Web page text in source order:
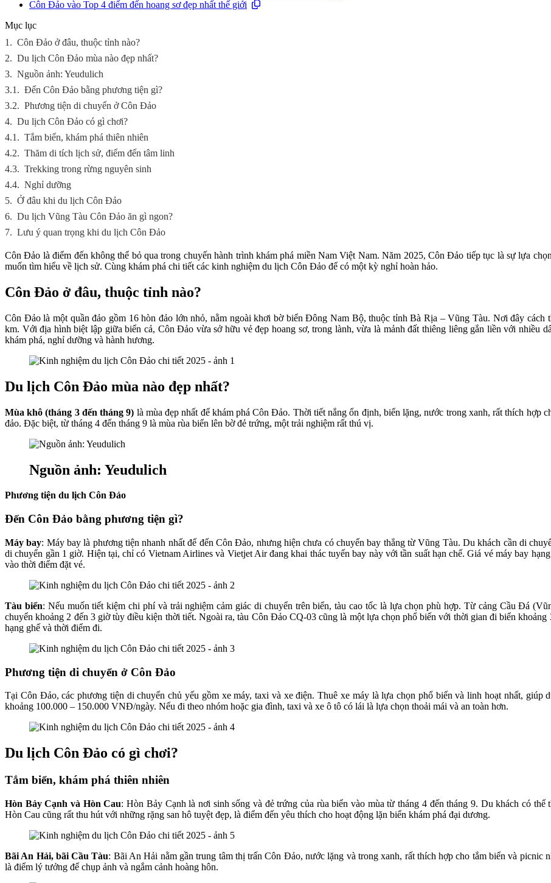
Côn Đảo vào Top 4 điểm đến hoang sơ đẹp nhất thế giới
Mục lục
1. Côn Đảo ở đâu, thuộc tỉnh nào?
2. Du lịch Côn Đảo mùa nào đẹp nhất?
3. Nguồn ảnh: Yeudulich
3.1. Đến Côn Đảo bằng phương tiện gì?
3.2. Phương tiện di chuyển ở Côn Đảo
4. Du lịch Côn Đảo có gì chơi?
4.1. Tắm biển, khám phá thiên nhiên
4.2. Thăm di tích lịch sử, điểm đến tâm linh
4.3. Trekking trong rừng nguyên sinh
4.4. Nghỉ dưỡng
5. Ở đâu khi du lịch Côn Đảo
6. Du lịch Vũng Tàu Côn Đảo ăn gì ngon?
7. Lưu ý quan trọng khi du lịch Côn Đảo
Côn Đảo là điểm đến không thể bỏ qua trong chuyến hành trình khám phá miền Nam Việt Nam. Năm 2025, Côn Đảo tiếp tục là sự lựa
muốn tìm hiểu về lịch sử. Cùng khám phá chi tiết các kinh nghiệm du lịch Côn Đảo để có một kỳ nghỉ hoàn hảo.
Côn Đảo ở đâu, thuộc tỉnh nào?
Côn Đảo là một quần đảo gồm 16 hòn đảo lớn nhỏ, nằm ngoài khơi bờ biển Đông Nam Bộ, thuộc tỉnh Bà Rịa – Vũng Tàu. Nơi đây
km. Với địa hình biệt lập giữa biển cả, Côn Đảo vừa sở hữu vẻ đẹp hoang sơ, trong lành, vừa là mảnh đất thiêng liêng gắn liền với nhiều
khám phá, nghỉ dưỡng và hành hương.
Du lịch Côn Đảo mùa nào đẹp nhất?
Mùa khô (tháng 3 đến tháng 9) là mùa đẹp nhất để khám phá Côn Đảo. Thời tiết nắng ổn định, biển lặng, nước trong xanh, rất thích hợp
đảo. Đặc biệt, từ tháng 4 đến tháng 9 là mùa rùa biển lên bờ đẻ trứng, một trải nghiệm rất thú vị.
Nguồn ảnh: Yeudulich
Phương tiện du lịch Côn Đảo
Đến Côn Đảo bằng phương tiện gì?
Máy bay: Máy bay là phương tiện nhanh nhất để đến Côn Đảo, nhưng hiện chưa có chuyến bay thẳng từ Vũng Tàu. Du khách cần di
di chuyển gần 1 giờ. Hiện tại, chỉ có Vietnam Airlines và Vietjet Air đang khai thác tuyến bay này với tần suất hạn chế. Giá vé máy bay
vào thời điểm đặt vé.
Tàu biển: Nếu muốn tiết kiệm chi phí và trải nghiệm cảm giác di chuyển trên biển, tàu cao tốc là lựa chọn phù hợp. Từ cảng Cầu Đá
chuyển khoảng 2 đến 3 giờ tùy điều kiện thời tiết. Ngoài ra, tàu Côn Đảo CQ-03 cũng là một lựa chọn phổ biến với thời gian đi biển
hạng ghế và thời điểm đi.
Phương tiện di chuyển ở Côn Đảo
Tại Côn Đảo, các phương tiện di chuyển chủ yếu gồm xe máy, taxi và xe điện. Thuê xe máy là lựa chọn phổ biến và linh hoạt nhất, giúp
khoảng 100.000 – 150.000 VNĐ/ngày. Nếu đi theo nhóm hoặc gia đình, taxi và xe ô tô có lái là lựa chọn thoải mái và an toàn hơn.
Du lịch Côn Đảo có gì chơi?
Tắm biển, khám phá thiên nhiên
Hòn Bảy Cạnh và Hòn Cau: Hòn Bảy Cạnh là nơi sinh sống và đẻ trứng của rùa biển vào mùa từ tháng 4 đến tháng 9. Du khách có
Hòn Cau cũng rất thu hút với những rặng san hô tuyệt đẹp, là điểm đến yêu thích cho hoạt động lặn biển khám phá đại dương.
Bãi An Hải, bãi Cầu Tàu: Bãi An Hải nằm gần trung tâm thị trấn Côn Đảo, nước lặng và trong xanh, rất thích hợp cho tắm biển và picnic
là điểm lý tưởng để chụp ảnh và ngắm cảnh hoàng hôn.